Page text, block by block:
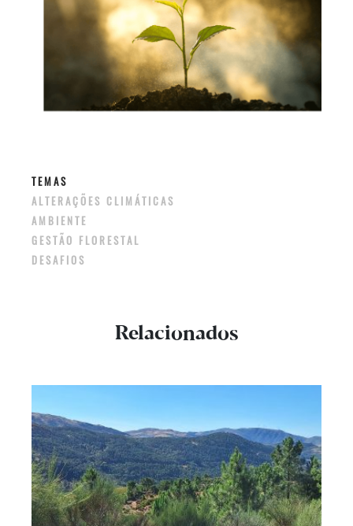
TEMAS
ALTERAÇÕES CLIMÁTICAS
AMBIENTE
GESTÃO FLORESTAL
DESAFIOS
Relacionados